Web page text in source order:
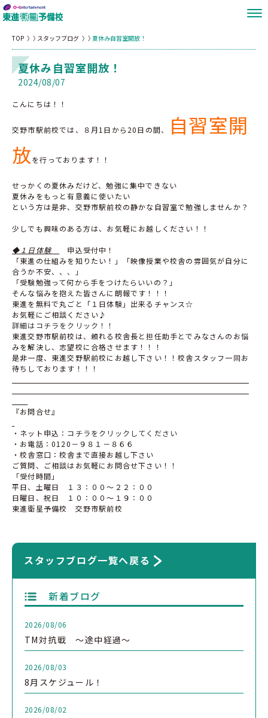
TOP スタッフブログ 夏休み自習室開放！
夏休み自習室開放！
2024/08/07
こんにちは！！
交野市駅前校では、８月1日から20日の間、
自習室開
放を行っております！！
せっかくの夏休みだけど、勉強に集中できない
夏休みをもっと有意義に使いたい
という方は是非、交野市駅前校の静かな自習室で勉強しませんか？
少しでも興味のある方は、お気軽にお越しください！！
◆１日体験
申込受付中！
「東進の仕組みを知りたい！」「映像授業や校舎の雰囲気が自分に
合うか不安、、、」
「受験勉強って何から手をつけたらいいの？」
そんな悩みを抱えた皆さんに朗報です！！！
東進を無料で丸ごと「１日体験」出来るチャンス☆
お気軽にご相談ください♪
詳細はコチラをクリック！！
東進交野市駅前校は、頼れる校舎長と担任助手とでみなさんのお悩
みを解決し、志望校に合格させます！！！
是非一度、東進交野駅前校にお越し下さい！！校舎スタッフ一同お
待ちしております！！！
『お問合せ』
・ネット申込： コチラをクリックしてください
・お電話： 0120 －９８１－８６６
・校舎窓口：校舎まで直接お越し下さい
ご質問、ご相談はお気軽にお問合せ下さい！！
「受付時間」
平日、土曜日 １３：００～２２：００
日曜日、祝日 １０：００～１９：００
東進衛星予備校 交野市駅前校
スタッフブログ一覧へ戻る
新着ブログ
2026/08/06
TM対抗戦 ～途中経過～
2026/08/03
8月スケジュール！
2026/08/02